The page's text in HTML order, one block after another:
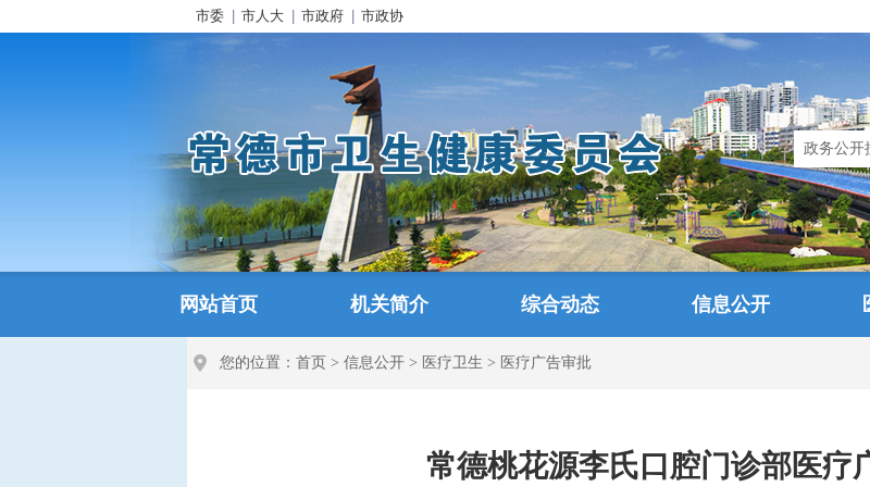
市委 市人大 市政府 市政协
网站首页 机关简介 综合动态 信息公开
您的位置： 首页 > 信息公开 > 医疗卫生 > 医疗广告审批
常德桃花源李氏口腔门诊部医疗